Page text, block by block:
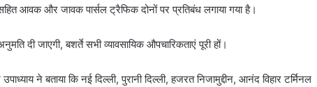
आवक और जावक पार्सल ट्रैफिक दोनों पर प्रतिबंध लगाया गया है।
दी जाएगी, बशर्ते सभी व्यावसायिक औपचारिकताएं पूरी हों।
ने बताया कि नई दिल्ली, पुरानी दिल्ली, हजरत निजामुद्दीन, आनंद विहार टर्मिनल